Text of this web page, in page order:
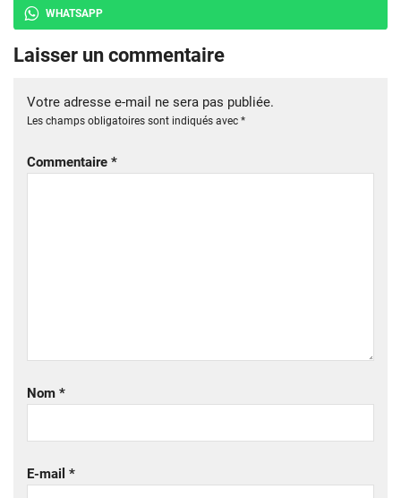
WHATSAPP
Laisser un commentaire
Votre adresse e-mail ne sera pas publiée.
Les champs obligatoires sont indiqués avec *
Commentaire *
Nom *
E-mail *